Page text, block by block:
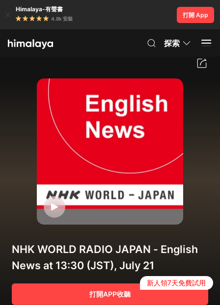
Himalaya-有聲書
4.8k 安裝
打開 App
探索
NHK WORLD RADIO JAPAN - English
News at 13:30 (JST), July 21
打開APP收聽
新人領7天免費試用